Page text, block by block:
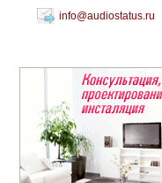
info@audiostatus.ru